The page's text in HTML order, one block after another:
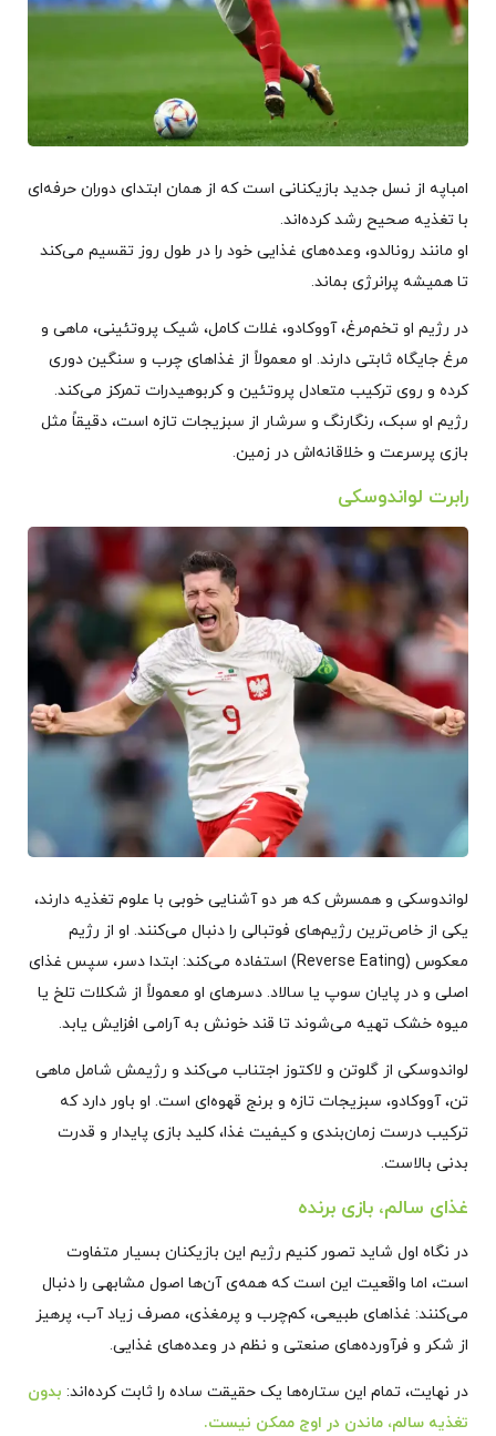
امباپه از نسل جدید بازیکنانی است که از همان ابتدای دوران حرفه‌ای
با تغذیه‌ صحیح رشد کرده‌اند.
او مانند رونالدو، وعده‌های غذایی خود را در طول روز تقسیم می‌کند
تا همیشه پرانرژی بماند.
در رژیم او تخم‌مرغ، آووکادو، غلات کامل، شیک پروتئینی، ماهی و
مرغ جایگاه ثابتی دارند. او معمولاً از غذاهای چرب و سنگین دوری
کرده و روی ترکیب متعادل پروتئین و کربوهیدرات تمرکز می‌کند.
رژیم او سبک، رنگارنگ و سرشار از سبزیجات تازه است، دقیقاً مثل
بازی پرسرعت و خلاقانه‌اش در زمین.
رابرت لواندوسکی
لواندوسکی و همسرش که هر دو آشنایی خوبی با علوم تغذیه دارند،
یکی از خاص‌ترین رژیم‌های فوتبالی را دنبال می‌کنند. او از رژیم
معکوس (Reverse Eating) استفاده می‌کند: ابتدا دسر، سپس غذای
اصلی و در پایان سوپ یا سالاد. دسرهای او معمولاً از شکلات تلخ یا
میوه خشک تهیه می‌شوند تا قند خونش به آرامی افزایش یابد.
لواندوسکی از گلوتن و لاکتوز اجتناب می‌کند و رژیمش شامل ماهی
تن، آووکادو، سبزیجات تازه و برنج قهوه‌ای است. او باور دارد که
ترکیب درست زمان‌بندی و کیفیت غذا، کلید بازی پایدار و قدرت
بدنی بالاست.
غذای سالم، بازی برنده
در نگاه اول شاید تصور کنیم رژیم این بازیکنان بسیار متفاوت
است، اما واقعیت این است که همه‌ی آن‌ها اصول مشابهی را دنبال
می‌کنند: غذاهای طبیعی، کم‌چرب و پرمغذی، مصرف زیاد آب، پرهیز
از شکر و فرآورده‌های صنعتی و نظم در وعده‌های غذایی.
در نهایت، تمام این ستاره‌ها یک حقیقت ساده را ثابت کرده‌اند: بدون
تغذیه سالم، ماندن در اوج ممکن نیست.